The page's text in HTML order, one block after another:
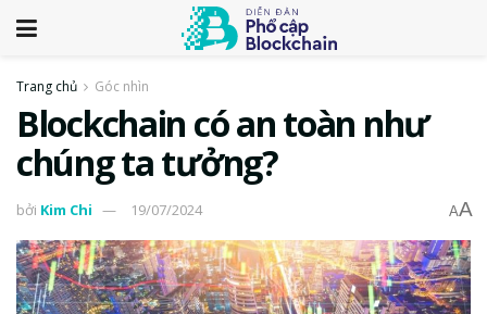
Trang chủ Góc nhìn
Blockchain có an toàn như
chúng ta tưởng?
bởi Kim Chi 19/07/2024 AA